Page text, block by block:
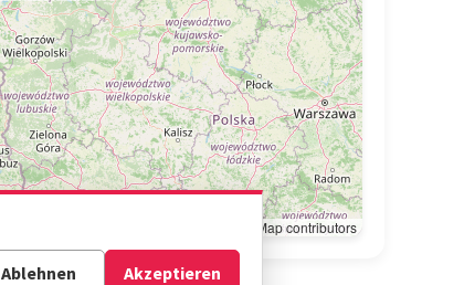
© OpenStreetMap contributors
Ablehnen Akzeptieren